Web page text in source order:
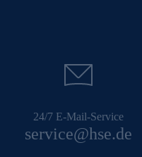
24/7 E-Mail-Service
service@hse.de